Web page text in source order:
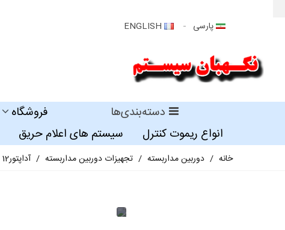
پارسی ENGLISH
دسته‌بندی‌ها فروشگاه
انواع ریموت کنترل
سیستم های اعلام حریق
خانه / دوربین مداربسته / تجهیزات دوربین مداربسته / آداپتور12 ولت 2 آمپر